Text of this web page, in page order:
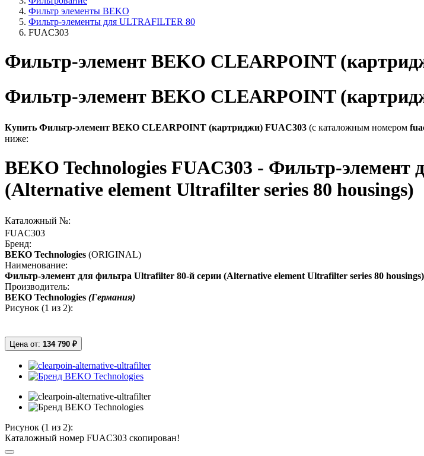
Фильтр элементы BEKO
Фильтр-элементы для ULTRAFILTER 80
FUAC303
Фильтр-элемент BEKO CLEARPOINT
Фильтр-элемент BEKO CLEARPOINT
Купить Фильтр-элемент BEKO CLEARPOINT (картриджи) FUAC303 (с каталожным номером
ниже:
BEKO Technologies FUAC303 - Фильтр-
(Alternative element Ultrafilter series 80 housings)
Каталожный №:
FUAC303
Бренд:
BEKO Technologies (ORIGINAL)
Наименование:
Фильтр-элемент для фильтра Ultrafilter 80-й серии (Alternative element Ultrafilter series 80 housings)
Производитель:
BEKO Technologies (Германия)
Рисунок (1 из 2):
Цена от: 134 790 ₽
Рисунок (1 из 2):
Каталожный номер FUAC303 скопирован!